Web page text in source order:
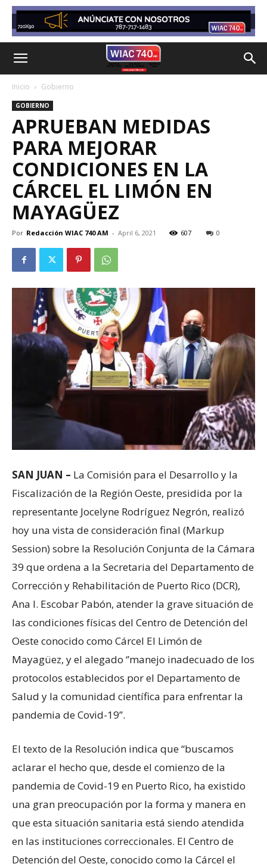
Inicio Gobierno
GOBIERNO
APRUEBAN MEDIDAS
PARA MEJORAR
CONDICIONES EN LA
CÁRCEL EL LIMÓN EN
MAYAGÜEZ
Por Redacción WIAC 740 AM - April 6, 2021 607 0
SAN JUAN – La Comisión para el Desarrollo y la
Fiscalización de la Región Oeste, presidida por la
representante Jocelyne Rodríguez Negrón, realizó
hoy una vista de consideración final (Markup
Session) sobre la Resolución Conjunta de la Cámara
39 que ordena a la Secretaria del Departamento de
Corrección y Rehabilitación de Puerto Rico (DCR),
Ana I. Escobar Pabón, atender la grave situación de
las condiciones físicas del Centro de Detención del
Oeste conocido como Cárcel El Limón de
Mayagüez, y el alegado ‘’manejo inadecuado de los
protocolos establecidos por el Departamento de
Salud y la comunidad científica para enfrentar la
pandemia de Covid-19’’.
El texto de la Resolución indica que “buscamos
aclarar el hecho que, desde el comienzo de la
pandemia de Covid-19 en Puerto Rico, ha existido
una gran preocupación por la forma y manera en
que esta situación sanitaria está siendo atendida
en las instituciones correccionales. El Centro de
Detención del Oeste, conocido como la Cárcel el